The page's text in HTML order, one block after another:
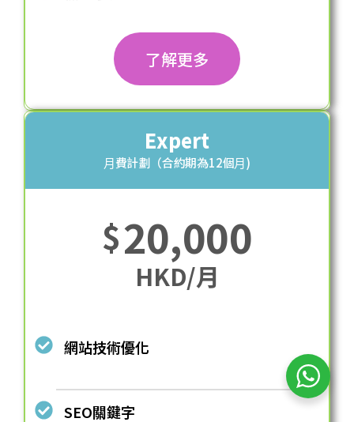
了解更多
Expert
⽉費計劃（合約期為12個⽉)
$20,000
HKD/月
網站技術優化
SEO關鍵字